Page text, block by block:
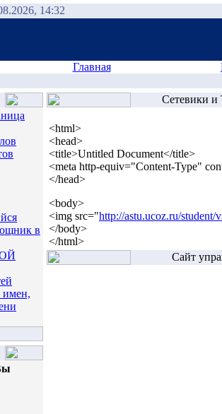
14:32
Главная
в
имен,
Сетевики и
<html>
<head>
<title>Untitled Document</title>
<meta http-equiv="Content-Type"
</head>
<body>
<img src="http://astu.ucoz.ru/student/
</body>
</html>
Сайт